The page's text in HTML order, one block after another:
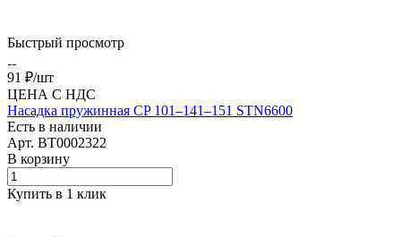
Быстрый просмотр
91 ₽/шт
ЦЕНА С НДС
Насадка пружинная CP 101–141–151 STN6600
Есть в наличии
Арт. BT0002322
В корзину
Купить в 1 клик